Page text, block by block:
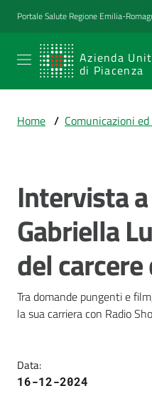
Vai al contenuto
Vai alla navigazione
Vai al footer
Portale Salute Regione Emilia-
Azienda
di Piacenza
SERVIZIO
SANITARIO
Emilia-
Sanitaria Locale
di Piacenza
Prestazioni
e
percorsi
di
cura
Come
Home / Comunicazioni
Salta al contenuto
Intervista
Gabriella
del
Tra domande pungenti e
la sua carriera con Radio
Data:
16-12-2024